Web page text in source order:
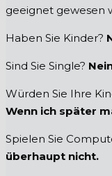
geeignet gewesen
Haben Sie Kinder?
Sind Sie Single?
Würden Sie Ihre
Wenn ich später
Spielen Sie
überhaupt nicht.